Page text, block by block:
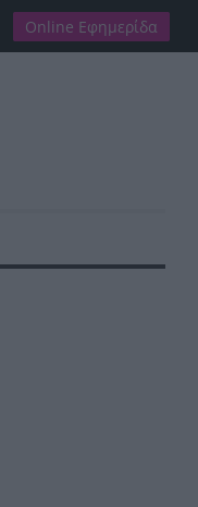
Online Εφημερίδα